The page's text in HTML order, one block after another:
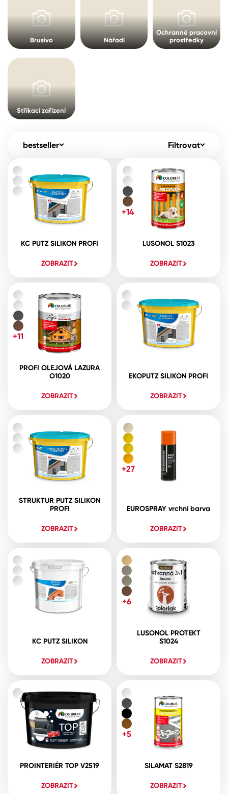
Kontakty Spreje
Ředidla, tužidla, čističe, technické
kapaliny
Brusivo Nářadí
Ochranné pracovní
prostředky
Stříkací zařízení
bestseller Filtrovat
KC PUTZ SILIKON PROFI
ZOBRAZIT
LUSONOL S1023
ZOBRAZIT
+14
PROFI OLEJOVÁ LAZURA
O1020
ZOBRAZIT
+11
EKOPUTZ SILIKON PROFI
ZOBRAZIT
STRUKTUR PUTZ SILIKON
PROFI
ZOBRAZIT
EUROSPRAY vrchní barva
ZOBRAZIT
+27
KC PUTZ SILIKON
ZOBRAZIT
LUSONOL PROTEKT
S1024
ZOBRAZIT
+6
PROINTERIÉR TOP V2519
ZOBRAZIT
SILAMAT S2819
ZOBRAZIT
+5